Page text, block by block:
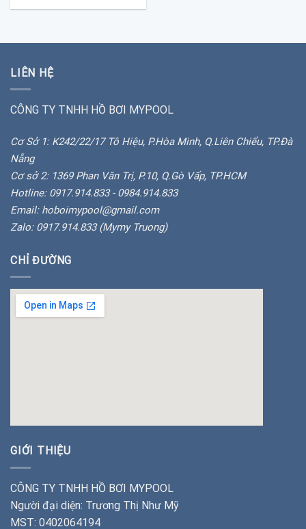
LIÊN HỆ
CÔNG TY TNHH HỒ BƠI MYPOOL
Cơ Sở 1: K242/22/17 Tô Hiệu, P.Hòa Minh, Q.Liên Chiểu, TP.Đà
Nẵng
Cơ sở 2: 1369 Phan Văn Trị, P.10, Q.Gò Vấp, TP.HCM
Hotline: 0917.914.833 - 0984.914.833
Email: hoboimypool@gmail.com
Zalo: 0917.914.833 (Mymy Truong)
CHỈ ĐƯỜNG
GIỚI THIỆU
CÔNG TY TNHH HỒ BƠI MYPOOL
Người đại diện: Trương Thị Như Mỹ
MST: 0402064194